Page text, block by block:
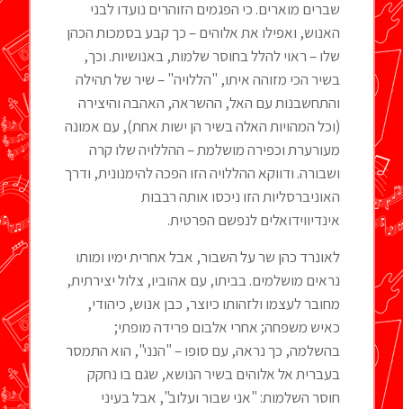
שברים מוארים. כי הפגמים הזוהרים נועדו לבני
האנוש, ואפילו את אלוהים – כך קבע בסמכות הכהן
שלו – ראוי להלל בחוסר שלמות, באנושיות. וכך,
בשיר הכי מזוהה איתו, "הללויה" – שיר של תהילה
והתחשבנות עם האל, ההשראה, האהבה והיצירה
(וכל המהויות האלה בשיר הן ישות אחת), עם אמונה
מעורערת וכפירה מושלמת – ההללויה שלו קרה
ושבורה. ודווקא ההללויה הזו הפכה להימנונית, ודרך
האוניברסליות הזו ניכסו אותה רבבות
אינדיווידואלים לנפשם הפרטית.
לאונרד כהן שר על השבור, אבל אחרית ימיו ומותו
נראים מושלמים. בביתו, עם אהוביו, צלול יצירתית,
מחובר לעצמו ולזהותו כיוצר, כבן אנוש, כיהודי,
כאיש משפחה; אחרי אלבום פרידה מופתי;
בהשלמה, כך נראה, עם סופו – "הנני", הוא התמסר
בעברית אל אלוהים בשיר הנושא, שגם בו נחקק
חוסר השלמות: "אני שבור ועלוב", אבל בעיני